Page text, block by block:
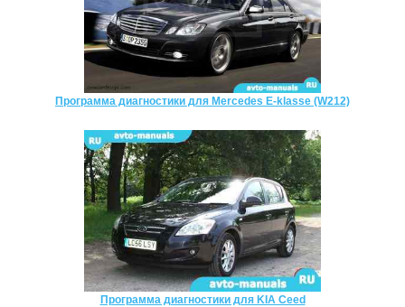
Программа диагностики для Mercedes E-klasse (W212)
Программа диагностики для KIA Ceed